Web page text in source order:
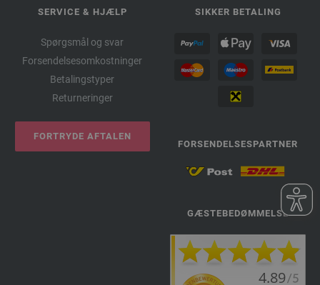
SERVICE & HJÆLP
Spørgsmål og svar
Forsendelsesomkostninger
Betalingstyper
Returneringer
FORTRYDE AFTALEN
SIKKER BETALING
FORSENDELSESPARTNER
GÆSTEBEDØMMELSE